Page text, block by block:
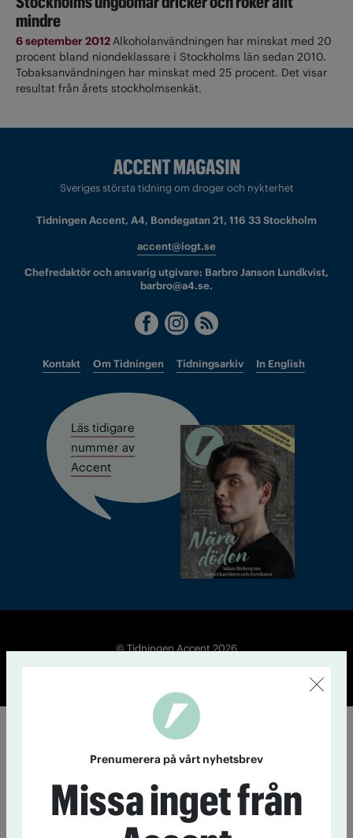
mindre
6 september 2012Alkoholanvändningen har minskat med 20
procent bland niondeklassare i Stockholms län sedan 2010.
Tobaksanvändningen har minskat med 25 procent. Det visar
resultat från årets stockholmsenkät.
Sveriges största tidning om droger och nykterhet
Tidningen Accent, A4, Bondegatan 21, 116 33 Stockholm
accent@iogt.se
Chefredaktör och ansvarig utgivare: Barbro Janson Lundkvist,
barbro@a4.se.
Kontakt Om Tidningen Tidningsarkiv In English
Läs tidigare
nummer av
Accent
© Tidningen Accent 2026
Cookiepolicy
Personuppgiftspolicy
Prenumerera på vårt nyhetsbrev
Missa inget från